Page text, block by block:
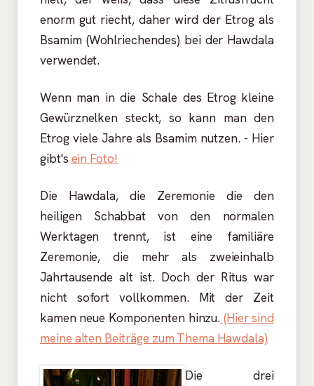
enorm gut riecht, daher wird der Etrog als
Bsamim (Wohlriechendes) bei der Hawdala
verwendet.
Wenn man in die Schale des Etrog kleine
Gewürznelken steckt, so kann man den
Etrog viele Jahre als Bsamim nutzen. - Hier
gibt's ein Foto!
Die Hawdala, die Zeremonie die den
heiligen Schabbat von den normalen
Werktagen trennt, ist eine familiäre
Zeremonie, die mehr als zweieinhalb
Jahrtausende alt ist. Doch der Ritus war
nicht sofort vollkommen. Mit der Zeit
kamen neue Komponenten hinzu. (Hier sind
meine alten Beiträge zum Thema Hawdala)
Die drei